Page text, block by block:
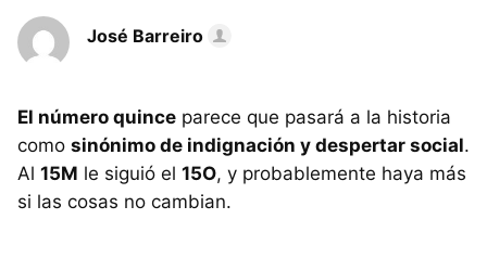
José Barreiro
El número quince parece que pasará a la historia
como sinónimo de indignación y despertar social.
Al 15M le siguió el 15O, y probablemente haya más
si las cosas no cambian.